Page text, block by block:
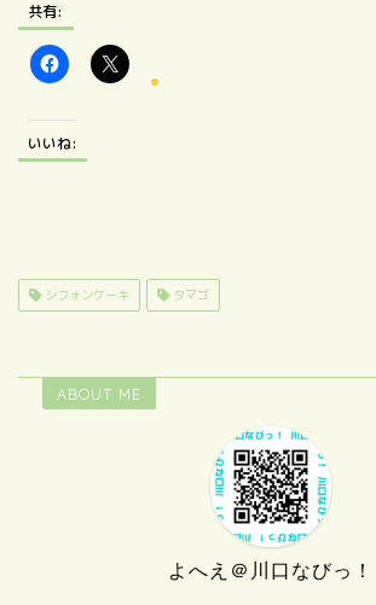
共有:
いいね:
シフォンケーキ タマゴ
ABOUT ME
よへえ＠川口なびっ！